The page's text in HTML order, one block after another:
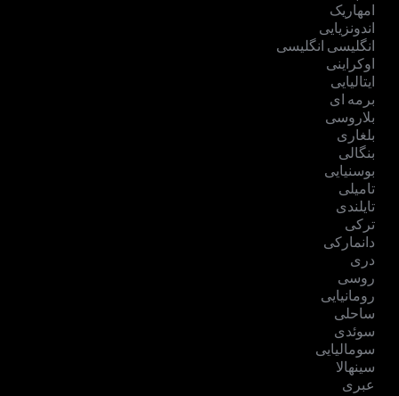
امهاریک
اندونزیایی
انگلیسی انگلیسی
اوکراینی
ایتالیایی
برمه ای
بلاروسی
بلغاری
بنگالی
بوسنیایی
تامیلی
تایلندی
ترکی
دانمارکی
دری
روسی
رومانیایی
ساحلی
سوئدی
سومالیایی
سینهالا
عبری